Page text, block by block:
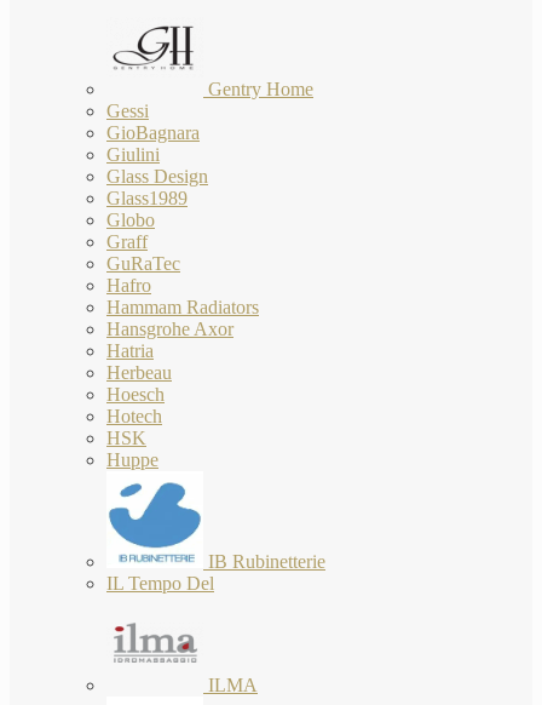
Gentry Home
Gessi
GioBagnara
Giulini
Glass Design
Glass1989
Globo
Graff
GuRaTec
Hafro
Hammam Radiators
Hansgrohe Axor
Hatria
Herbeau
Hoesch
Hotech
HSK
Huppe
IB Rubinetterie
IL Tempo Del
ILMA